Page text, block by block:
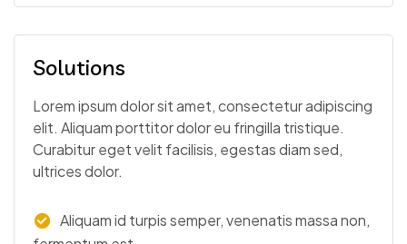
Solutions
Lorem ipsum dolor sit amet, consectetur adipiscing
elit. Aliquam porttitor dolor eu fringilla tristique.
Curabitur eget velit facilisis, egestas diam sed,
ultrices dolor.
Aliquam id turpis semper, venenatis massa non,